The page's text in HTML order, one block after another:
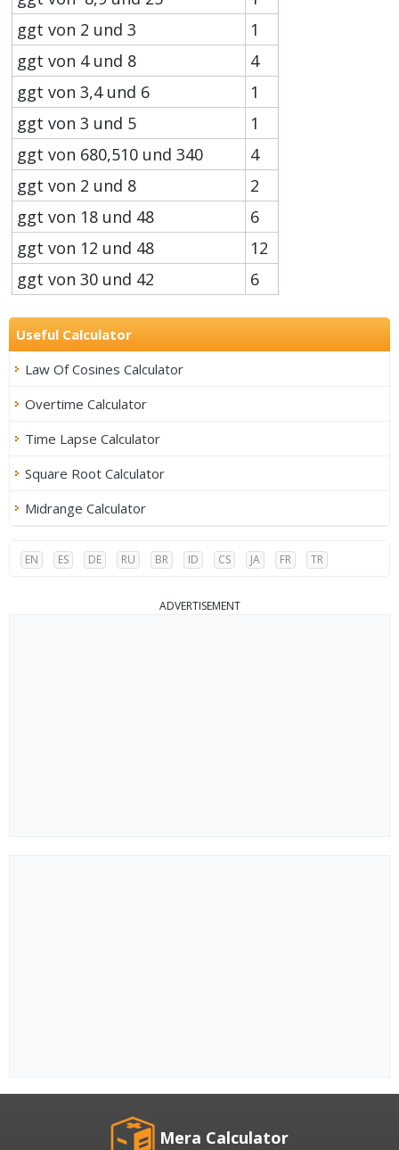
ggt von 2 und 3
1
ggt von 4 und 8
4
ggt von 3,4 und 6
1
ggt von 3 und 5
1
ggt von 680,510 und 340
4
ggt von 2 und 8
2
ggt von 18 und 48
6
ggt von 12 und 48
12
ggt von 30 und 42
6
Useful Calculator
Law Of Cosines Calculator
Overtime Calculator
Time Lapse Calculator
Square Root Calculator
Midrange Calculator
EN ES DE RU BR ID CS JA FR TR
ADVERTISEMENT
Mera Calculator